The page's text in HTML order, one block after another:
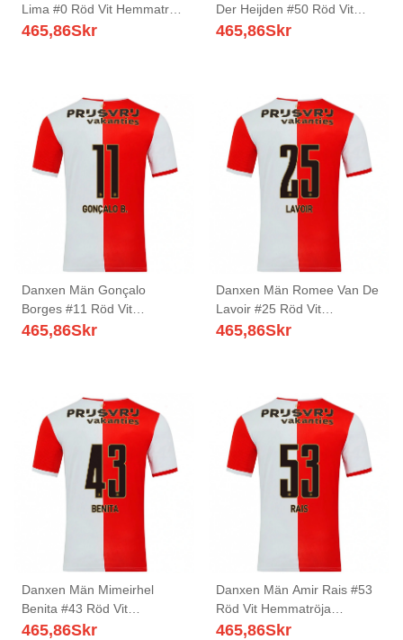
Lima #0 Röd Vit Hemmatröja
Matchtröjor 2025/26 Tröjor
465,86Skr
Der Heijden #50 Röd Vit
Hemmatröja Matchtröjor
465,86Skr
Danxen Män Gonçalo
Borges #11 Röd Vit
Hemmatröja Matchtröjor
465,86Skr
Danxen Män Romee Van De
Lavoir #25 Röd Vit
Hemmatröja Matchtröjor
465,86Skr
Danxen Män Mimeirhel
Benita #43 Röd Vit
Hemmatröja Matchtröjor
465,86Skr
Danxen Män Amir Rais #53
Röd Vit Hemmatröja
Matchtröjor 2025/26 Tröjor
465,86Skr